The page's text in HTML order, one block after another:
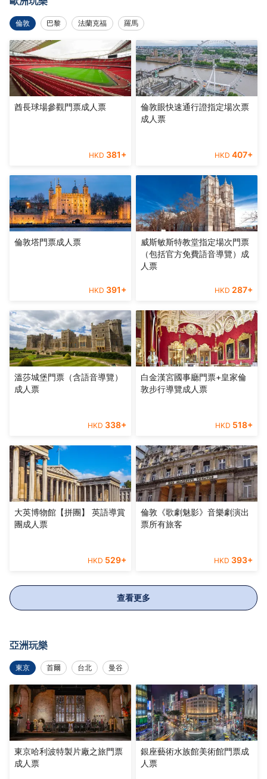
倫敦 巴黎 法蘭克福 羅馬
酋長球場參觀門票成人票
HKD 381+
倫敦眼快速通行證指定場次票
成人票
HKD 407+
倫敦塔門票成人票
HKD 391+
威斯敏斯特教堂指定場次門票
（包括官方免費語音導覽）成
人票
HKD 287+
溫莎城堡門票（含語音導覽）
成人票
HKD 338+
白金漢宮國事廳門票+皇家倫
敦步行導覽成人票
HKD 518+
大英博物館【拼團】 英語導賞
團成人票
HKD 529+
倫敦《歌劇魅影》音樂劇演出
票所有旅客
HKD 393+
查看更多
亞洲玩樂
東京 首爾 台北 曼谷
東京哈利波特製片廠之旅門票
成人票
銀座藝術水族館美術館門票成
人票